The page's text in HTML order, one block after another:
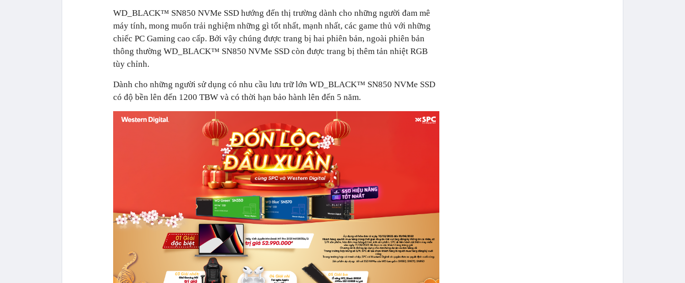
WD_BLACK™ SN850 NVMe SSD hướng đến thị trường dành cho những người đam mê
máy tính, mong muốn trải nghiệm những gì tốt nhất, mạnh nhất, các game thủ với những
chiếc PC Gaming cao cấp. Bởi vậy chúng được trang bị hai phiên bản, ngoài phiên bản
thông thường WD_BLACK™ SN850 NVMe SSD còn được trang bị thêm tản nhiệt RGB
tùy chỉnh.
Dành cho những người sử dụng có nhu cầu lưu trữ lớn WD_BLACK™ SN850 NVMe SSD
có độ bền lên đến 1200 TBW và có thời hạn bảo hành lên đến 5 năm.